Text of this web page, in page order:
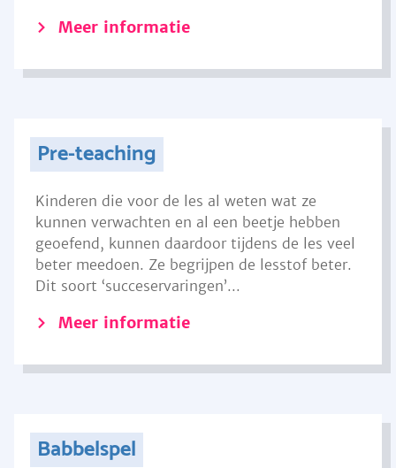
Meer informatie
Pre-teaching
Kinderen die voor de les al weten wat ze
kunnen verwachten en al een beetje hebben
geoefend, kunnen daardoor tijdens de les veel
beter meedoen. Ze begrijpen de lesstof beter.
Dit soort ‘succeservaringen’...
Meer informatie
Babbelspel